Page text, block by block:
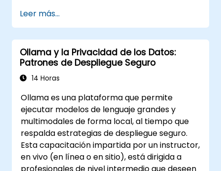
Leer más...
Ollama y la Privacidad de los Datos:
Patrones de Despliegue Seguro
14 Horas
Ollama es una plataforma que permite
ejecutar modelos de lenguaje grandes y
multimodales de forma local, al tiempo que
respalda estrategias de despliegue seguro.
Esta capacitación impartida por un instructor,
en vivo (en línea o en sitio), está dirigida a
profesionales de nivel intermedio que deseen